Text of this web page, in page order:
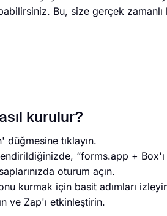
Bu, size gerçek
kurulur?
düğmesine tıklayın.
“forms.app + Box'ı
oturum açın.
kurmak için basit adımları
ve Zap'ı etkinleştirin.